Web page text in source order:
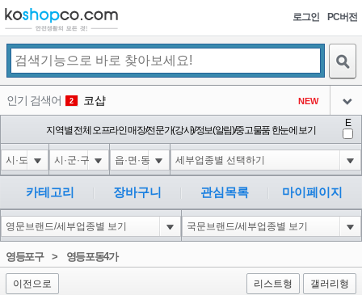
로그인 PC버전
인기 검색어 2 코샵 NEW
3 익스
아이콘
4 1'||DBMS_PIPE.RECEIVE_MESSAGE(CHR(98)||CHR(98)||CHR(98),15)||'
아이콘
5 1-1 waitfor delay '0:0:15' --
아이콘
1
6 1-1); waitfor delay '0:0:15' --
아이콘
1
1
지역별 전체 오프라인 매장/전문가(강사)/정보(알림)/중고물품 한눈에 보기
E
카테고리 장바구니 관심목록 마이페이지
영등포구> 영등포동4가
이전으로 리스트형 갤러리형